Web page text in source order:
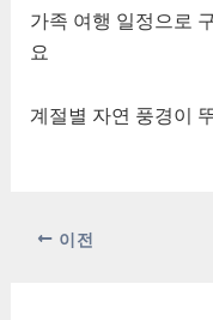
가족 여행 일정으로
요
계절별 자연 풍경이
이전